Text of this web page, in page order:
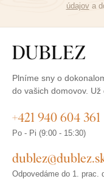
údajova
Plníme sny o
do vašich domovov.
+421 940 604 361
Po - Pi (9:00 - 15:30)
Odpovedáme do 1. prac.